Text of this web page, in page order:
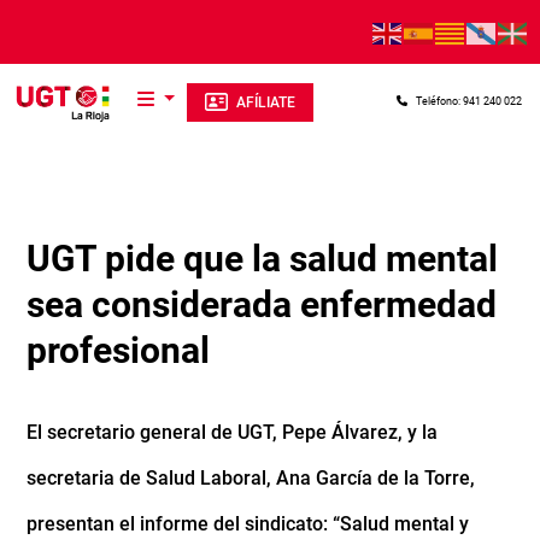
AFÍLIATE Teléfono: 941 240 022
UGT pide que la salud mental
sea considerada enfermedad
profesional
El secretario general de UGT, Pepe Álvarez, y la
secretaria de Salud Laboral, Ana García de la Torre,
presentan el informe del sindicato: “Salud mental y